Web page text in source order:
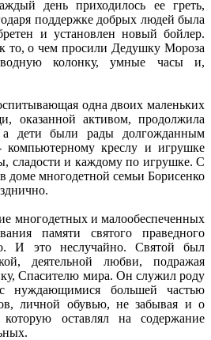
день приходилось ее греть,
поддержке добрых людей была
и установлен новый бойлер.
то, о чем просили Дедушку Мороза
колонку, умные часы и,
одна двоих маленьких
оказанной активом, продолжила
а дети были рады долгожданным
компьютерному креслу и игрушке
сладости и каждому по игрушке. С
доме многодетной семьи Борисенко
многодетных и малообеспеченных
памяти святого праведного
И это неслучайно. Святой был
деятельной любви, подражая
Спасителю мира. Он служил роду
с нуждающимися большей частью
личной обувью, не забывая и о
оставлял на содержание